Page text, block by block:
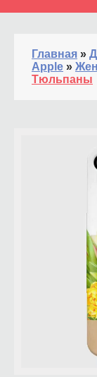
Главная »
Apple »
Тюльпаны